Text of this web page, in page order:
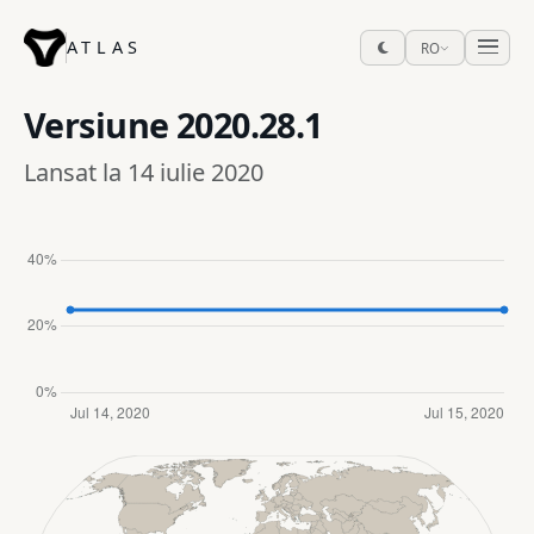
ATLAS RO
Versiune 2020.28.1
Lansat la 14 iulie 2020